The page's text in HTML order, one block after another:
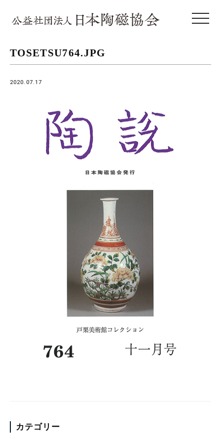
toggle
TOSETSU764.JPG
2020.07.17
カテゴリー